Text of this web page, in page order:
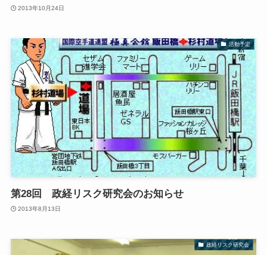
2013年10月24日
活動予定
第28回 政経リスク研究会のお知らせ
2013年8月13日
政経リスク研究会